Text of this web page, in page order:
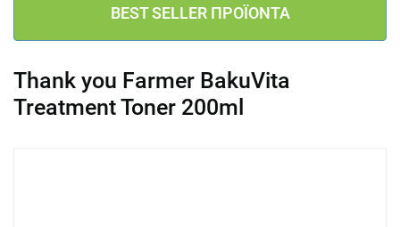
BEST SELLER ΠΡΟΪΟΝΤΑ
Thank you Farmer BakuVita
Treatment Toner 200ml